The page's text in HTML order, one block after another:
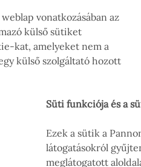
vonatkozásában az
külső sütiket
kat, amelyeket nem a
külső szolgáltató hozott
Süti funkciója és a
Ezek a sütik a
látogatásokról
meglátogatott